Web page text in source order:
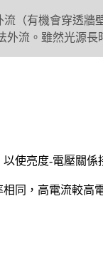
（有機會穿透
外流。雖然光源
使亮度-電壓關係
同，高電流較高